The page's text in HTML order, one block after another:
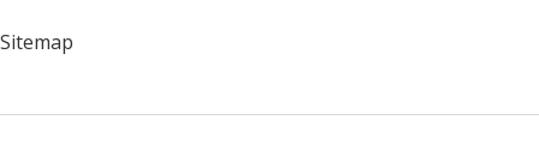
Sitemap